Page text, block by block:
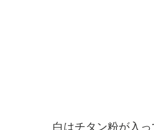
白はチタン粉が入っ